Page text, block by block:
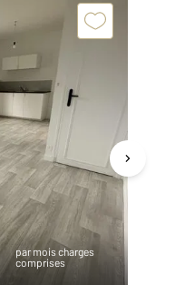
par mois charges
comprises